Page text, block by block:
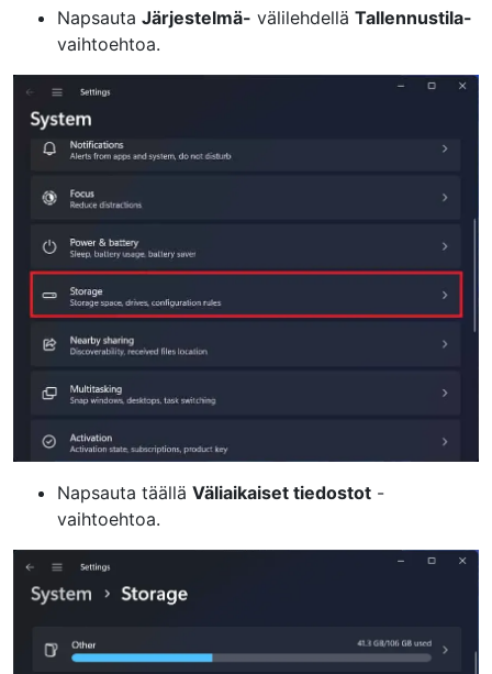
Napsauta Järjestelmä- välilehdellä Tallennustila-
vaihtoehtoa.
Napsauta täällä Väliaikaiset tiedostot -
vaihtoehtoa.